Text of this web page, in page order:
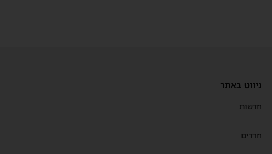
ניווט באתר
חדשות
חרדים